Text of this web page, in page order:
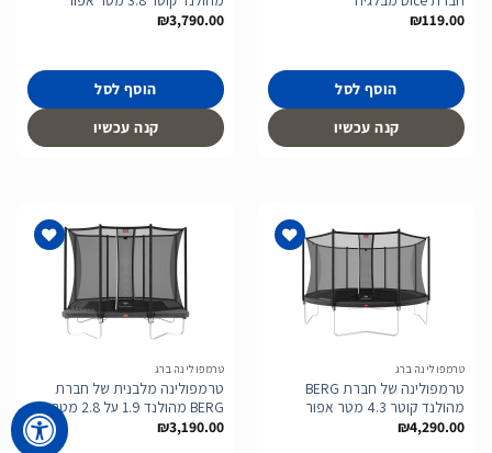
₪119.00
הוסף לסל
קנה עכשיו
₪3,790.00
הוסף לסל
קנה עכשיו
טרמפולינה ברג
טרמפולינה של חברת BERG
מהולנד קוטר 4.3 מטר אפור
₪4,290.00
טרמפולינה ברג
טרמפולינה מלבנית של חברת
BERG מהולנד 1.9 על 2.8 מטר
₪3,190.00